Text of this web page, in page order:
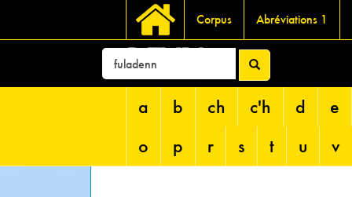
Corpus Abréviations 1
DEVRI
a b ch c'h d
e
o
p r s t u v